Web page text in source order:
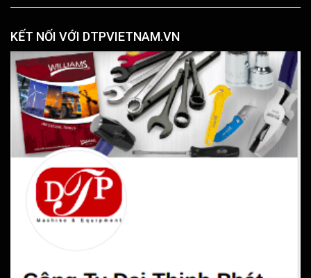
KẾT NỐI VỚI DTPVIETNAM.VN